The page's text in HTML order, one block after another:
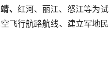
、 红河、丽江、怒江等为
飞行航路航线、建立军地